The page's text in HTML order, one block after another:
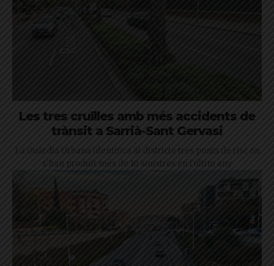
Les tres cruïlles amb més accidents de
trànsit a Sarrià-Sant Gervasi
La Guàrdia Urbana identifica al districte tres punts de risc on
s'han produït més de 10 sinistres en l'últim any